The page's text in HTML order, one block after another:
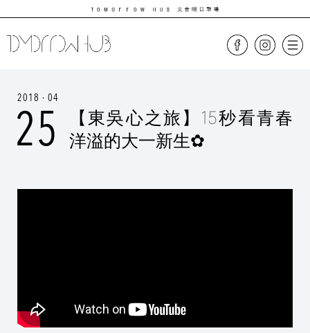
2018 - 04
25
【東吳心之旅】15秒看青春
洋溢的大一新生✿